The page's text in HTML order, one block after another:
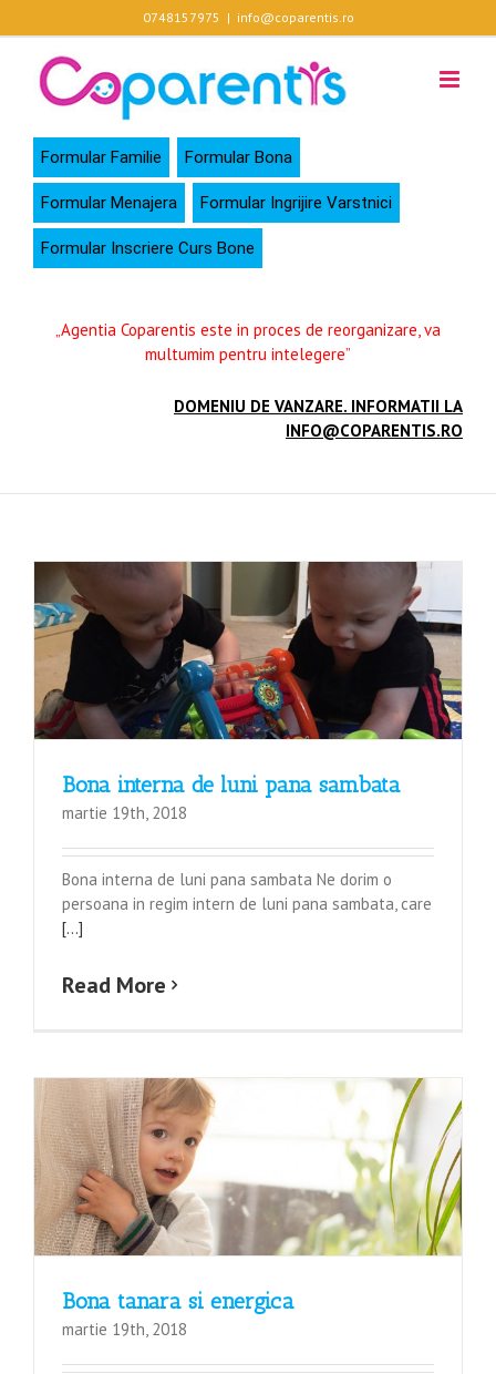
to
content
0748157975 | info@coparentis.ro
Formular Familie Formular Bona
Formular Menajera Formular Ingrijire Varstnici
Formular Inscriere Curs Bone
„Agentia Coparentis este in proces de reorganizare, va
multumim pentru intelegere”
DOMENIU DE VANZARE. INFORMATII LA
INFO@COPARENTIS.RO
Bona interna de luni pana sambata
martie 19th, 2018
Bona interna de luni pana sambata Ne dorim o
persoana in regim intern de luni pana sambata, care
[...]
Read More
Bona tanara si energica
martie 19th, 2018